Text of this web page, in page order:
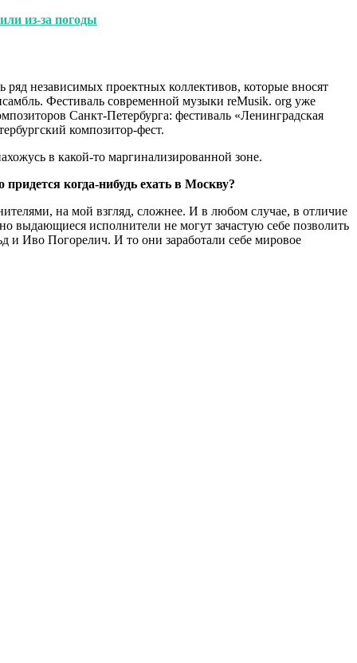
из-за погоды
независимых проектных коллективов, которые вносят
Фестиваль современной музыки reMusik. org уже
Санкт-Петербурга: фестиваль «Ленинградская
композитор-фест.
в какой-то маргинализированной зоне.
когда-нибудь ехать в Москву?
на мой взгляд, сложнее. И в любом случае, в отличие
выдающиеся исполнители не могут зачастую себе позволить
и Иво Погорелич. И то они заработали себе мировое